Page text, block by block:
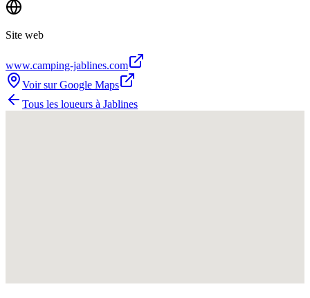
Site web
www.camping-jablines.com
Voir sur Google Maps
Tous les loueurs à Jablines